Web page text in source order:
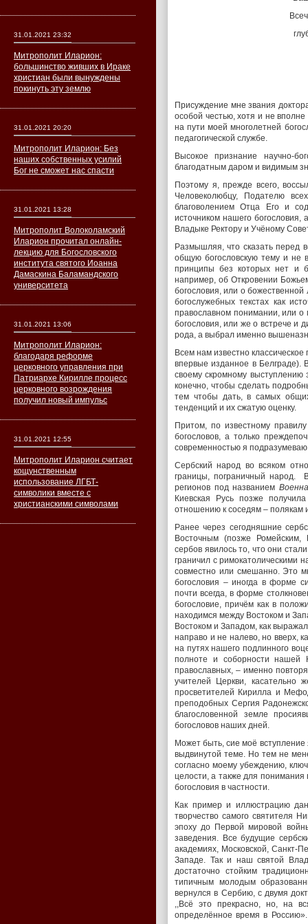
Присуждение мне звания
особой честью, хотя и не
на пути моей многолетней
педагогической службе.
Высокое признание научно-
благодатным даром и видимым
Поэтому я, прежде всего,
Человеколюбцу, Подателю
благоволением Отца Его и
источником нашего богословия,
Владыке Ректору и Учёному
Размышляя, что сказать перед
общую богословскую тему и не
принципы без которых нет и
например, об Откровении
богословия, или о
богослужебных текстах как
православном понимании, или о
богословия, или же о встрече и
рода, а выбрал именно
Всем нам известно классическое
впервые изданное в Белграде).
своему скромному выступлению
конечно, чтобы сделать
тем чтобы дать, в самых
тенденций и их сжатую оценку.
Притом, по известному
богословов, а только
современностью я
Сербский народ во всяком
границы, пограничный народ.
регионов под названием
Киевская Русь позже
отношению к соседям – полякам
Ранее через сегодняшние
Восточным (позже Ромейским,
сербов явилось то, что они
граничил с римокатолическими
совместно или смешанно. Это
богословия – иногда в форме
почти всегда, в форме
богословие, причём как в
находимся между Востоком и
Востоком и Западом, как
направо и не налево, но вверх,
на путях нашего подлинного
полноте и соборности нашей
православных, – именно
учителей Церкви, касательно
просветителей Кирилла и
преподобных Сергия
благословенной земле
богословов наших дней.
Может быть, сие моё
выдвинутой теме. Но тем не
согласно моему убеждению,
целости, а также для понимания
богословия в частности.
Как пример и иллюстрацию
творчество самого святителя
эпоху до Первой мировой
заведения. Все будущие
академиях, Московской, Санкт-
Западе. Так и наш святой
достаточно стойким
типичным молодым
вернулся в Сербию, с двумя
,,Всё это прекрасно, но, на
определённое время в
31.01.2021 23:32
Митрополит Иларион:
большинство живших в Ираке
христиан были вынуждены
покинуть эту землю
31.01.2021 20:20
Митрополит Иларион: Без
наших собственных усилий
Бог не сможет нас спасти
31.01.2021 13:28
Митрополит Волоколамский
Иларион прочитал онлайн-
лекцию для Богословского
института святого Иоанна
Дамаскина Баламандского
университета
31.01.2021 13:06
Митрополит Иларион:
благодаря реформе
церковного управления при
Патриархе Кирилле процесс
церковного возрождения
получил новый импульс
31.01.2021 12:55
Митрополит Иларион считает
кощунственным
использование ЛГБТ-
символики вместе с
христианскими символами